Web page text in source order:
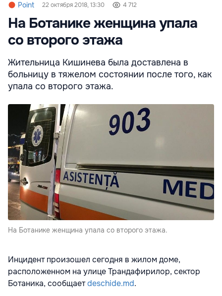
Point 22 октября 2018, 13:30 4 712
На Ботанике женщина упала
со второго этажа
Жительница Кишинева была доставлена в
больницу в тяжелом состоянии после того, как
упала со второго этажа.
На Ботанике женщина упала со второго этажа.
Инцидент произошел сегодня в жилом доме,
расположенном на улице Трандафирилор, сектор
Ботаника, сообщаетdeschide.md.